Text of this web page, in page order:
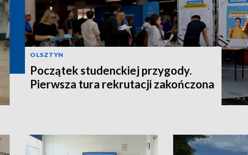
OLSZTYN
Początek studenckiej przygody.
Pierwsza tura rekrutacji zakończona